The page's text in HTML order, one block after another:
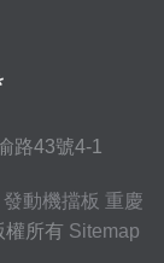
路43號4-1
發動機擋板 重慶
權所有 Sitemap